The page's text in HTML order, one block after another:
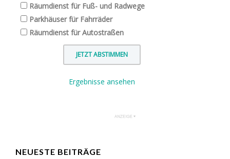
Räumdienst für Fuß- und Radwege
Parkhäuser für Fahrräder
Räumdienst für Autostraßen
Ergebnisse ansehen
NEUESTE BEITRÄGE